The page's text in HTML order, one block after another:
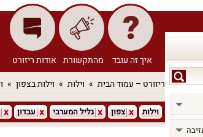
איך זה עובד מהתקשורת אודות ריזורט
ריזורט – עמוד הבית וילות וילות בצפון
וילות צפון גליל המערבי עבדון